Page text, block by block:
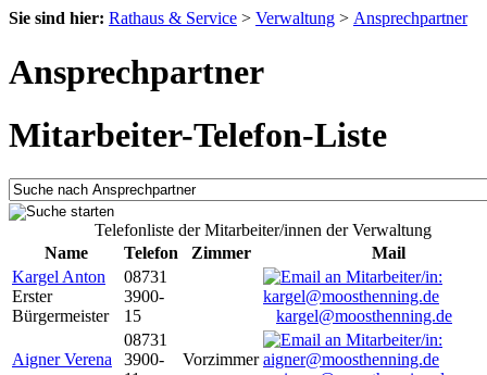
Sie sind hier: Rathaus & Service > Verwaltung > Ansprechpartner
Ansprechpartner
Mitarbeiter-Telefon-Liste
Telefonliste der Mitarbeiter/innen der Verwaltung
Name
Telefon Zimmer
Mail
Kargel Anton
Erster
Bürgermeister
08731
3900-
15
kargel@moosthenning.de
Aigner Verena
08731
3900-
Vorzimmer